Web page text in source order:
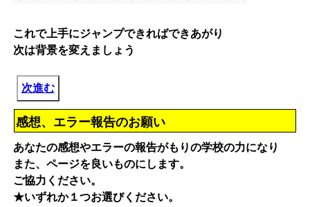
これで上手にジャンプできればできあがり
次は背景を変えましょう
次進む
感想、エラー報告のお願い
あなたの感想やエラーの報告がもりの学校の力になり
また、ページを良いものにします。
ご協力ください。
★いずれか１つお選びください。